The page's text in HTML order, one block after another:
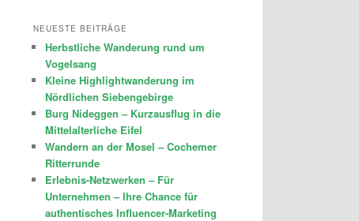
NEUESTE BEITRÄGE
Herbstliche Wanderung rund um
Vogelsang
Kleine Highlightwanderung im
Nördlichen Siebengebirge
Burg Nideggen – Kurzausflug in die
Mittelalterliche Eifel
Wandern an der Mosel – Cochemer
Ritterrunde
Erlebnis-Netzwerken – Für
Unternehmen – Ihre Chance für
authentisches Influencer-Marketing